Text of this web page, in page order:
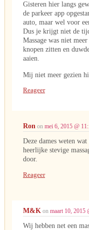
Gisteren hier langs
de parkeer app
auto, maar wel voor
Dus je krijgt niet de
Massage was niet
knopen zitten en
aaien.
Mij niet meer gezien
Reageer
Ron on mei 6, 2015 @
Deze dames weten
heerlijke stevige
door.
Reageer
M&K on maart 10, 2015
Wij hebben net een